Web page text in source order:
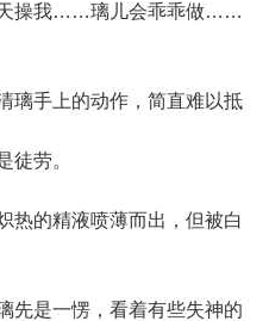
操我……璃儿会乖乖做……
手上的动作，简直难以抵
徒劳。
的精液喷薄而出，但被白
是一愣，看着有些失神的